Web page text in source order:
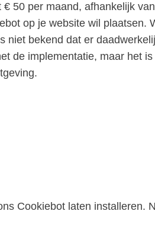
50 per maand, afhankelijk
op je website wil plaatsen.
niet bekend dat er
de implementatie, maar het
Cookiebot laten installeren.